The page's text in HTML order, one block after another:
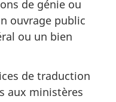
de génie ou
ouvrage public
ou un bien
de traduction
aux ministères